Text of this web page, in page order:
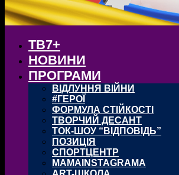
ТВ7+
НОВИНИ
ПРОГРАМИ
ВІДЛУННЯ ВІЙНИ
#ГЕРОЇ
ФОРМУЛА СТІЙКОСТІ
ТВОРЧИЙ ДЕСАНТ
ТОК-ШОУ “ВІДПОВІДЬ”
ПОЗИЦІЯ
СПОРТЦЕНТР
MAMAINSTAGRAMA